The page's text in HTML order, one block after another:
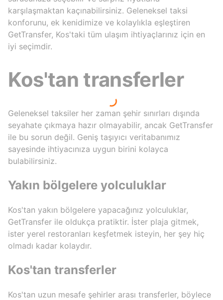
karşılaşmaktan kaçınabilirsiniz. Geleneksel taksi
konforunu, ek kenidimize ve kolaylıkla eşleştiren
GetTransfer, Kos'taki tüm ulaşım ihtiyaçlarınız için en
iyi seçimdir.
Kos'tan transferler
Geleneksel taksiler her zaman şehir sınırları dışında
seyahate çıkmaya hazır olmayabilir, ancak GetTransfer
ile bu sorun değil. Geniş taşıyıcı veritabanımız
sayesinde ihtiyacınıza uygun birini kolayca
bulabilirsiniz.
Yakın bölgelere yolculuklar
Kos'tan yakın bölgelere yapacağınız yolculuklar,
GetTransfer ile oldukça pratiktir. İster plaja gitmek,
ister yerel restoranları keşfetmek isteyin, her şey hiç
olmadı kadar kolaydır.
Kos'tan transferler
Kos'tan uzun mesafe şehirler arası transferler, böylece